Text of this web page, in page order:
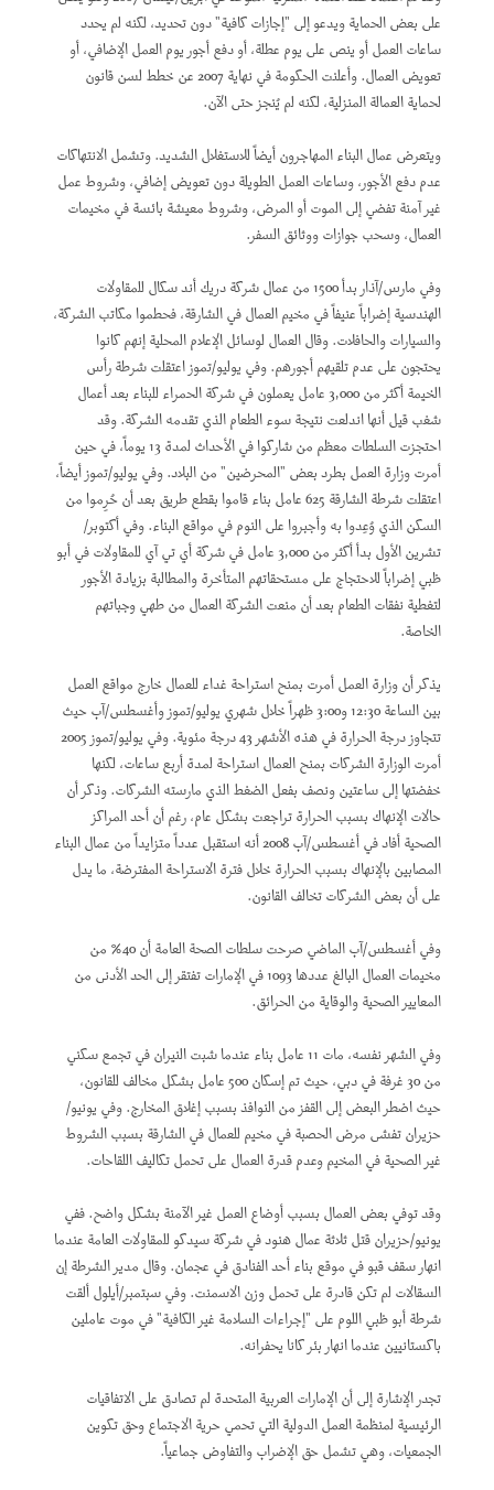
على بعض الحماية ويدعو إلى "إجازات كافية" دون تحديد، لكنه لم يحدد
ساعات العمل أو ينص على يوم عطلة، أو دفع أجور يوم العمل الإضافي، أو
تعويض العمال. وأعلنت الحكومة في نهاية 2007 عن خطط لسن قانون
لحماية العمالة المنزلية، لكنه لم يُنجز حتى الآن.
ويتعرض عمال البناء المهاجرون أيضاً للاستغلال الشديد. وتشمل الانتهاكات
عدم دفع الأجور، وساعات العمل الطويلة دون تعويض إضافي، وشروط عمل
غير آمنة تفضي إلى الموت أو المرض، وشروط معيشة بائسة في مخيمات
العمال، وسحب جوازات ووثائق السفر.
وفي مارس/آذار بدأ 1500 من عمال شركة دريك أند سكال للمقاولات
الهندسية إضراباً عنيفاً في مخيم العمال في الشارقة، فحطموا مكاتب الشركة،
والسيارات والحافلات. وقال العمال لوسائل الإعلام المحلية إنهم كانوا
يحتجون على عدم تلقيهم أجورهم. وفي يوليو/تموز اعتقلت شرطة رأس
الخيمة أكثر من 3,000 عامل يعملون في شركة الحمراء للبناء بعد أعمال
شغب قيل أنها اندلعت نتيجة سوء الطعام الذي تقدمه الشركة. وقد
احتجزت السلطات معظم من شاركوا في الأحداث لمدة 13 يوماً، في حين
أمرت وزارة العمل بطرد بعض "المحرضين" من البلاد. وفي يوليو/تموز أيضاً،
اعتقلت شرطة الشارقة 625 عامل بناء قاموا بقطع طريق بعد أن حُرِموا من
السكن الذي وُعِدوا به وأجبروا على النوم في مواقع البناء. وفي أكتوبر/
تشرين الأول بدأ أكثر من 3,000 عامل في شركة أي تي آي للمقاولات في أبو
ظبي إضراباً للاحتجاج على مستحقاتهم المتأخرة والمطالبة بزيادة الأجور
لتغطية نفقات الطعام بعد أن منعت الشركة العمال من طهي وجباتهم
الخاصة.
يذكر أن وزارة العمل أمرت بمنح استراحة غداء للعمال خارج مواقع العمل
بين الساعة 12:30 و3:00 ظهراً خلال شهري يوليو/تموز وأغسطس/آب حيث
تتجاوز درجة الحرارة في هذه الأشهر 43 درجة مئوية. وفي يوليو/تموز 2005
أمرت الوزارة الشركات بمنح العمال استراحة لمدة أربع ساعات، لكنها
خفضتها إلى ساعتين ونصف بفعل الضغط الذي مارسته الشركات. وذكر أن
حالات الإنهاك بسبب الحرارة تراجعت بشكل عام، رغم أن أحد المراكز
الصحية أفاد في أغسطس/آب 2008 أنه استقبل عدداً متزايداً من عمال البناء
المصابين بالإنهاك بسبب الحرارة خلال فترة الاستراحة المفترضة، ما يدل
على أن بعض الشركات تخالف القانون.
وفي أغسطس/آب الماضي صرحت سلطات الصحة العامة أن 40% من
مخيمات العمال البالغ عددها 1093 في الإمارات تفتقر إلى الحد الأدنى من
المعايير الصحية والوقاية من الحرائق.
وفي الشهر نفسه، مات 11 عامل بناء عندما شبت النيران في تجمع سكني
من 30 غرفة في دبي، حيث تم إسكان 500 عامل بشكل مخالف للقانون،
حيث اضطر البعض إلى القفز من النوافذ بسبب إغلاق المخارج. وفي يونيو/
حزيران تفشى مرض الحصبة في مخيم للعمال في الشارقة بسبب الشروط
غير الصحية في المخيم وعدم قدرة العمال على تحمل تكاليف اللقاحات.
وقد توفي بعض العمال بسبب أوضاع العمل غير الآمنة بشكل واضح. ففي
يونيو/حزيران قتل ثلاثة عمال هنود في شركة سيدكو للمقاولات العامة عندما
انهار سقف قبو في موقع بناء أحد الفنادق في عجمان. وقال مدير الشرطة إن
السقالات لم تكن قادرة على تحمل وزن الاسمنت. وفي سبتمبر/أيلول ألقت
شرطة أبو ظبي اللوم على "إجراءات السلامة غير الكافية" في موت عاملين
باكستانيين عندما انهار بئر كانا يحفرانه.
تجدر الإشارة إلى أن الإمارات العربية المتحدة لم تصادق على الاتفاقيات
الرئيسية لمنظمة العمل الدولية التي تحمي حرية الاجتماع وحق تكوين
الجمعيات، وهي تشمل حق الإضراب والتفاوض جماعياً.